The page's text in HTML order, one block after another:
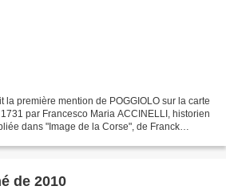
la première mention de POGGIOLO sur la carte
par Francesco Maria ACCINELLI, historien
dans "Image de la Corse", de Franck
de 2010